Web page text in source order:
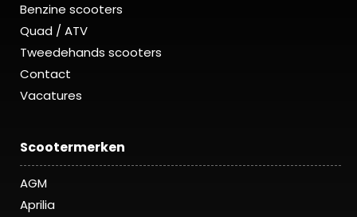
Benzine scooters
Quad / ATV
Tweedehands scooters
Contact
Vacatures
Scootermerken
AGM
Aprilia